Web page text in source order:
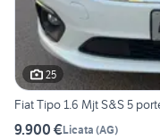
25
Fiat Tipo 1.6 Mjt S&S 5
9.900 €Licata (AG)